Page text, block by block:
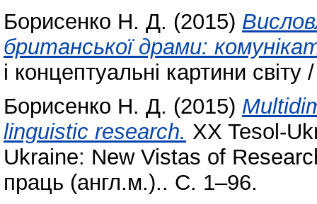
Борисенко Н. Д. (2015)
британської драми:
і концептуальні картини
Борисенко Н. Д. (2015)
linguistic research. XX Tesol-
Ukraine: New Vistas of
праць (англ.м.).. С. 1–96.